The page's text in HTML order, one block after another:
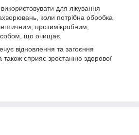
для лікування
коли потрібна обробка
протимікробним,
що очищає.
відновлення та загоєння
також сприяє зростанню здорової